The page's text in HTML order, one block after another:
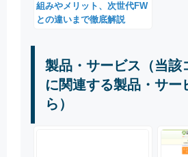
組みやメリット、次世代FW
との違いまで徹底解説
製品・サービス（当該
に関連する製品・サー
ら）